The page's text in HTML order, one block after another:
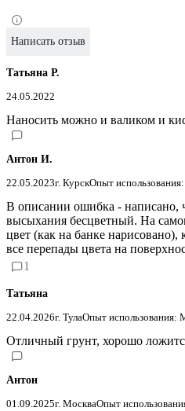
Написать отзыв
Татьяна Р.
24.05.2022
Наносить можно и валиком и
Антон И.
22.05.2023г. КурскОпыт
В описании ошибка - написано,
высыхания бесцветный. На
цвет (как на банке
все перепады цвета на
1
Татьяна
22.04.2026г. ТулаОпыт использования:
Отличный грунт, хорошо
Антон
01.09.2025г. МоскваОпыт